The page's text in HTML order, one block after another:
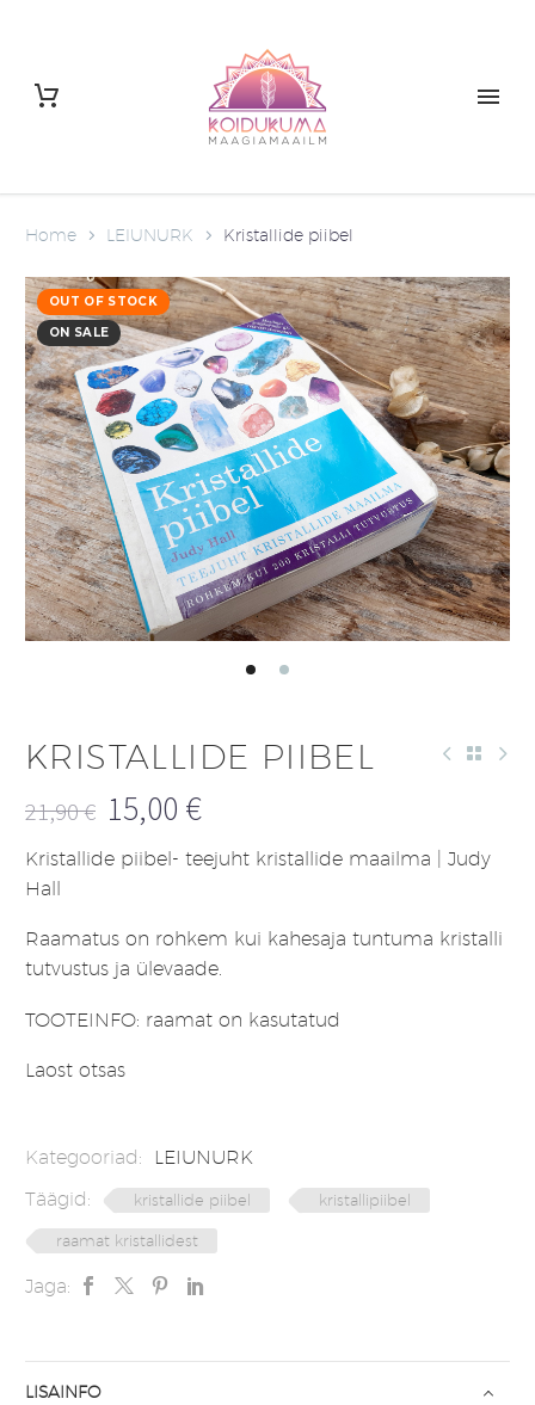
Home LEIUNURK Kristallide piibel
OUT OF STOCK
ON SALE
KRISTALLIDE PIIBEL
21,90€
Algne
hind
oli:
21,90 €.
15,00 €
Praegune
hind
on:
15,00 €.
Kristallide piibel- teejuht kristallide maailma | Judy
Hall
Raamatus on rohkem kui kahesaja tuntuma kristalli
tutvustus ja ülevaade.
TOOTEINFO: raamat on kasutatud
Laost otsas
Kategooriad:
LEIUNURK
Täägid:
kristallide piibel kristallipiibel
raamat kristallidest
Jaga:
LISAINFO